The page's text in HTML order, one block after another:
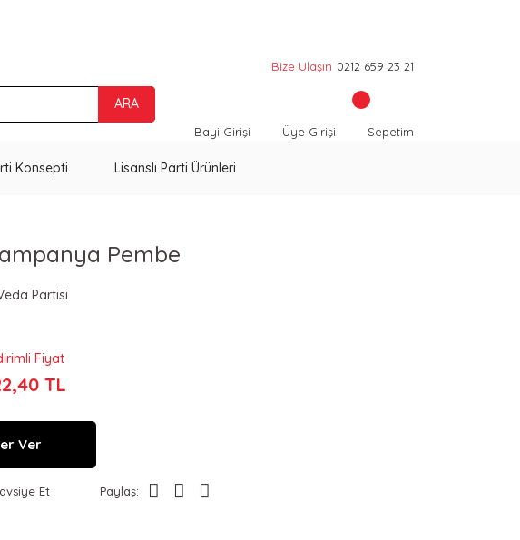
ARA
Bize Ulaşın 0212 659 23 21
Bayi Girişi Üye Girişi Sepetim
Konsepti Lisanslı Parti Ürünleri
Pembe
Partisi
Fiyat
TL
Ver
Et Paylaş: